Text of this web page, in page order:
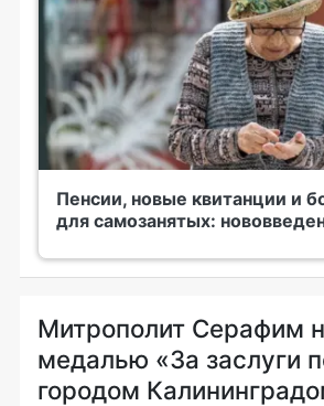
Пенсии, новые квитанции и
для самозанятых:
Митрополит Серафим
медалью «За заслуги
городом